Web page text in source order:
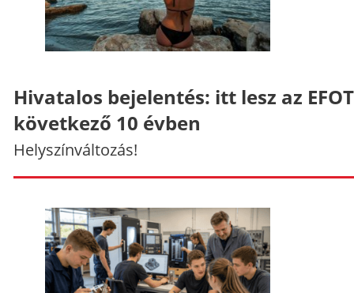
Hivatalos bejelentés: itt lesz az
következő 10 évben
Helyszínváltozás!